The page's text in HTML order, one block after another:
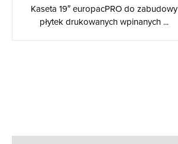
Kaseta 19″ europacPRO do zabudowy
płytek drukowanych wpinanych ...